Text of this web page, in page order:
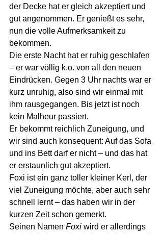
der Decke hat er gleich akzeptiert und
gut angenommen. Er genießt es sehr,
nun die volle Aufmerksamkeit zu
bekommen.
Die erste Nacht hat er ruhig geschlafen
– er war völlig k.o. von all den neuen
Eindrücken. Gegen 3 Uhr nachts war er
kurz unruhig, also sind wir einmal mit
ihm rausgegangen. Bis jetzt ist noch
kein Malheur passiert.
Er bekommt reichlich Zuneigung, und
wir sind auch konsequent: Auf das Sofa
und ins Bett darf er nicht – und das hat
er erstaunlich gut akzeptiert.
Foxi ist ein ganz toller kleiner Kerl, der
viel Zuneigung möchte, aber auch sehr
schnell lernt – das haben wir in der
kurzen Zeit schon gemerkt.
Seinen Namen Foxi wird er allerdings